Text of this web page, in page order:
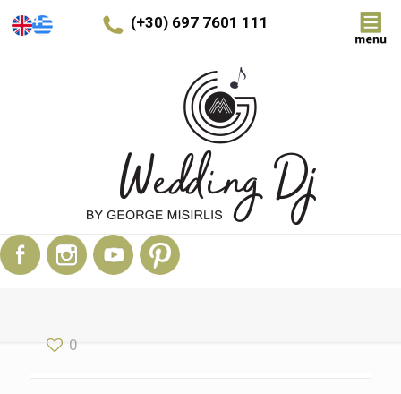
(+30) 697 7601 111
0